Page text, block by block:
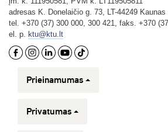
adresas K. Donelaičio g. 73, LT-44249 Kaunas
tel. +370 (37) 300 000, 300 421, faks. +370
el. p. ktu@ktu.lt
Prieinamumas
Privatumas